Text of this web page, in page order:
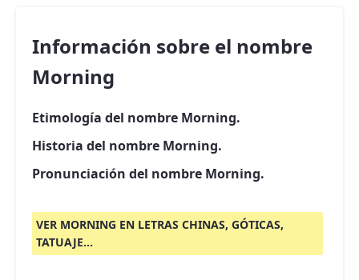
Información sobre el nombre
Morning
Etimología del nombre Morning.
Historia del nombre Morning.
Pronunciación del nombre Morning.
VER MORNING EN LETRAS CHINAS, GÓTICAS,
TATUAJE...